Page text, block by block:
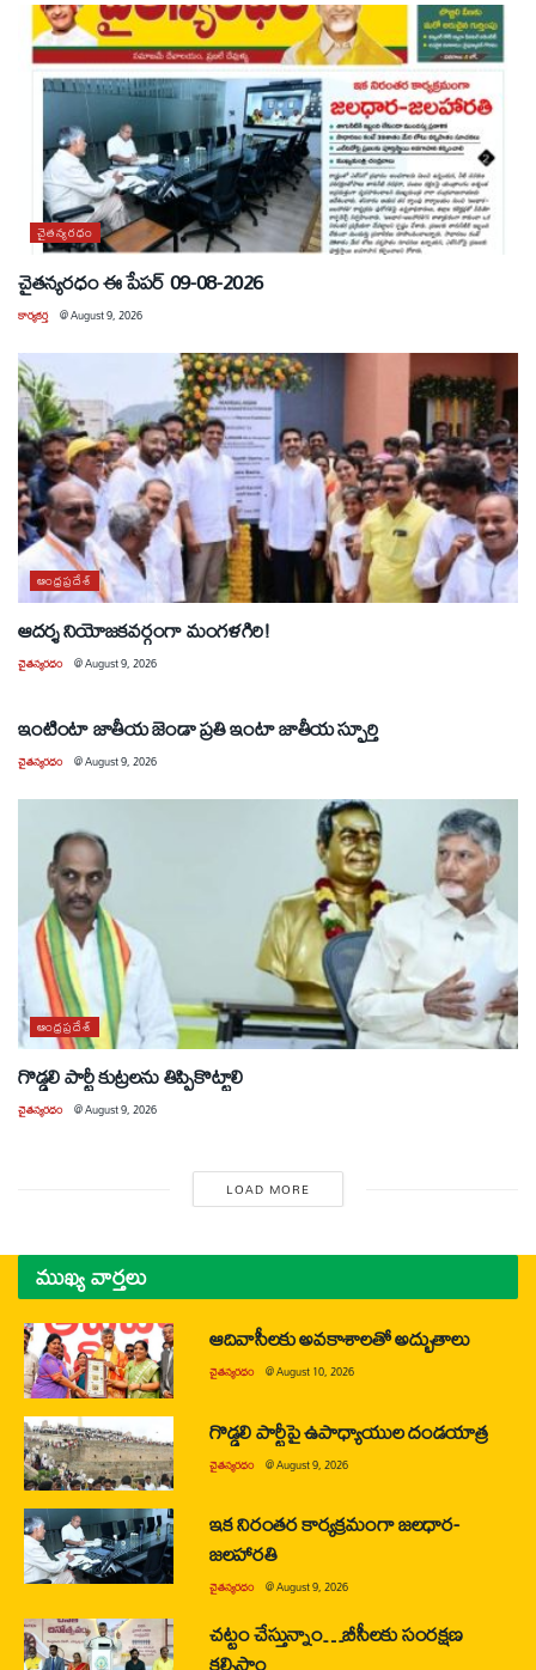
చైతన్యరధం
చైతన్యరధం ఈ పేపర్ 09-08-2026
కార్యకర్త @August 9, 2026
ఆంధ్రప్రదేశ్
ఆదర్శ నియోజకవర్గంగా మంగళగిరి!
చైతన్యరధం @August 9, 2026
ఆంధ్రప్రదేశ్
ఇంటింటా జాతీయ జెండా ప్రతి ఇంటా జాతీయ స్ఫూర్తి
చైతన్యరధం @August 9, 2026
ఆంధ్రప్రదేశ్
గొడ్డలి పార్టీ కుట్రలను తిప్పికొట్టాలి
చైతన్యరధం @August 9, 2026
LOAD MORE
ముఖ్య వార్తలు
ఆదివాసీలకు అవకాశాలతో అద్భుతాలు
చైతన్యరధం @August 10, 2026
గొడ్డలి పార్టీపై ఉపాధ్యాయుల దండయాత్ర
చైతన్యరధం @August 9, 2026
ఇక నిరంతర కార్యక్రమంగా జలధార-
జలహారతి
చైతన్యరధం @August 9, 2026
చట్టం చేస్తున్నాం…బీసీలకు సంరక్షణ